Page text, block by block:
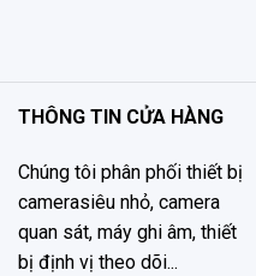
THÔNG TIN CỬA HÀNG
Chúng tôi phân phối thiết bị
camerasiêu nhỏ, camera
quan sát, máy ghi âm, thiết
bị định vị theo dõi...